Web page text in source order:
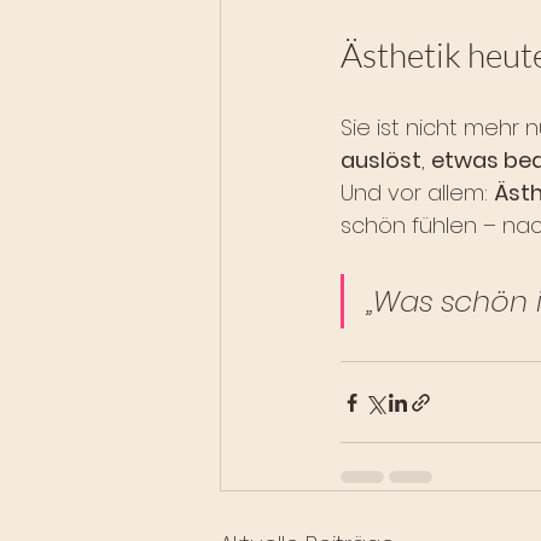
Ästhetik
Sie ist nicht mehr
auslöst, etwas
Und vor allem:
schön fühlen –
„Was